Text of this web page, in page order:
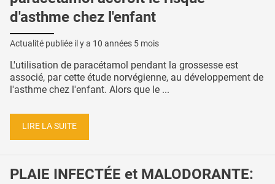
d'asthme chez l'enfant
Actualité publiée il y a 10 années 5 mois
L'utilisation de paracétamol pendant la grossesse est
associé, par cette étude norvégienne, au développement de
l'asthme chez l'enfant. Alors que le ...
LIRE LA SUITE
PLAIE INFECTÉE et MALODORANTE: